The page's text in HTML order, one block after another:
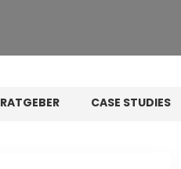
RATGEBER CASE STUDIES